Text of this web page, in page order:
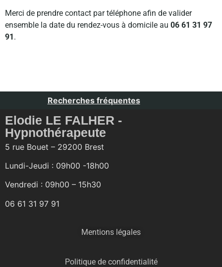
Merci de prendre contact par téléphone afin de valider
ensemble la date du rendez-vous à domicile au 06 61 31 97
91 .
Recherches fréquentes
Elodie LE FALHER -
Hypnothérapeute
5 rue Bouet – 29200 Brest
Lundi-Jeudi : 09h00 -18h00
Vendredi : 09h00 – 15h30
06 61 31 97 91
Mentions légales
Politique de confidentialité